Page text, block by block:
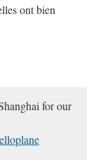
ont bien
for our